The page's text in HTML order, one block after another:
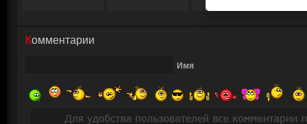
Комментарии
Имя